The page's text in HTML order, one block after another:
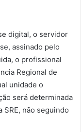
digital, o servidor
assinado pelo
o profissional
Regional de
unidade o
será determinada
SRE, não seguindo